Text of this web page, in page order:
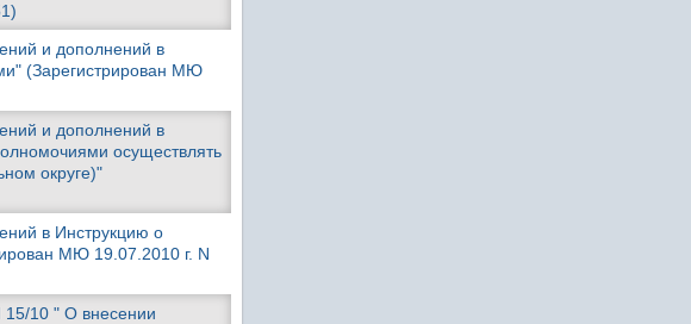
и дополнений в
(Зарегистрирован МЮ
и дополнений в
осуществлять
округе)"
в Инструкцию о
МЮ 19.07.2010 г. N
15/10 " О внесении